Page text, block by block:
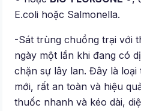
E.coli hoặc Salmonella.
-Sát trùng chuồng trại với
ngày một lần khi đang có
chặn sự lây lan. Đây là
mới, rất an toàn và hiệu
thuốc nhanh và kéo dài,